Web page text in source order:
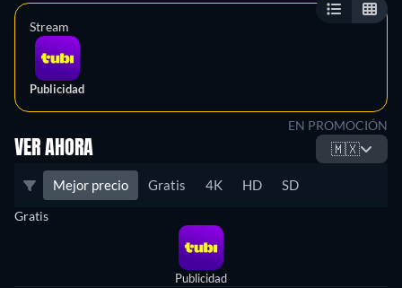
Stream
Publicidad
EN PROMOCIÓN
VER AHORA 🇲🇽
Mejor precio Gratis 4K HD SD
Gratis
Publicidad